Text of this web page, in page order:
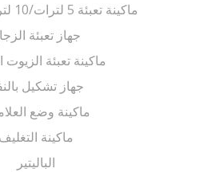
ماكينة تعبئة 5 لترات/10 لترات/5 جالون
جهاز تعبئة الزجاج
ماكينة تعبئة الزيوت الغذائية
جهاز تشكيل بالنفخ
ماكينة وضع العلامات
ماكينة التغليف
الباليتير